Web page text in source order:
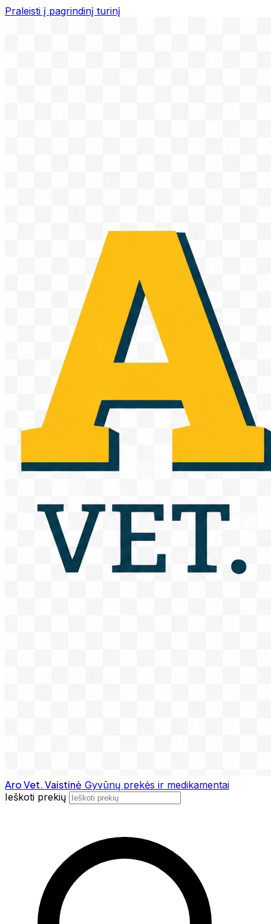
Praleisti į pagrindinį turinį
Aro Vet. Vaistinė Gyvūnų prekės ir medikamentai
Ieškoti prekių